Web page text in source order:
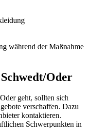
während der Maßnahme
Oder
geht, sollten sich
verschaffen. Dazu
kontaktieren.
Schwerpunkten in